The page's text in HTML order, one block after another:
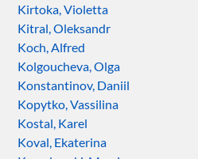
Kirtoka, Violetta
Kitral, Oleksandr
Koch, Alfred
Kolgoucheva, Olga
Konstantinov, Daniil
Kopytko, Vassilina
Kostal, Karel
Koval, Ekaterina